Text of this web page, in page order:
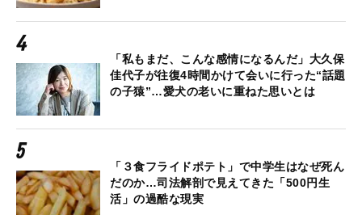
「私もまだ、こんな感情になるんだ」大久保
佳代子が往復4時間かけて会いに行った“話題
の子猿”…愛犬の老いに重ねた思いとは
「３食フライドポテト」で中学生はなぜ死ん
だのか…司法解剖で見えてきた「500円生
活」の過酷な現実